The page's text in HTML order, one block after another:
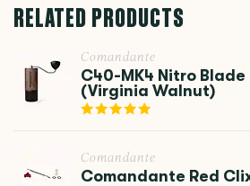
RELATED PRODUCTS
Comandante
C40-MK4 Nitro Blade
(Virginia Walnut)
Comandante
Comandante Red